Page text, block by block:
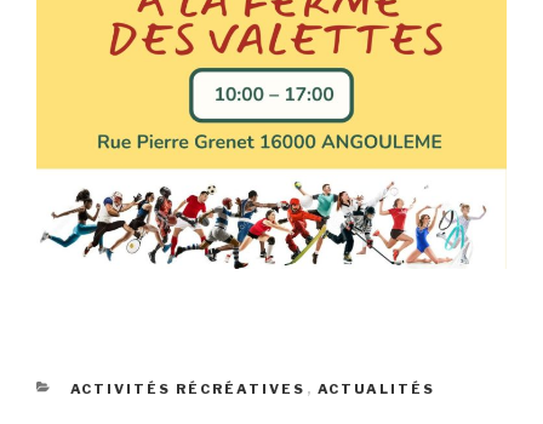
CATÉGORIES
ACTIVITÉS RÉCRÉATIVES , ACTUALITÉS